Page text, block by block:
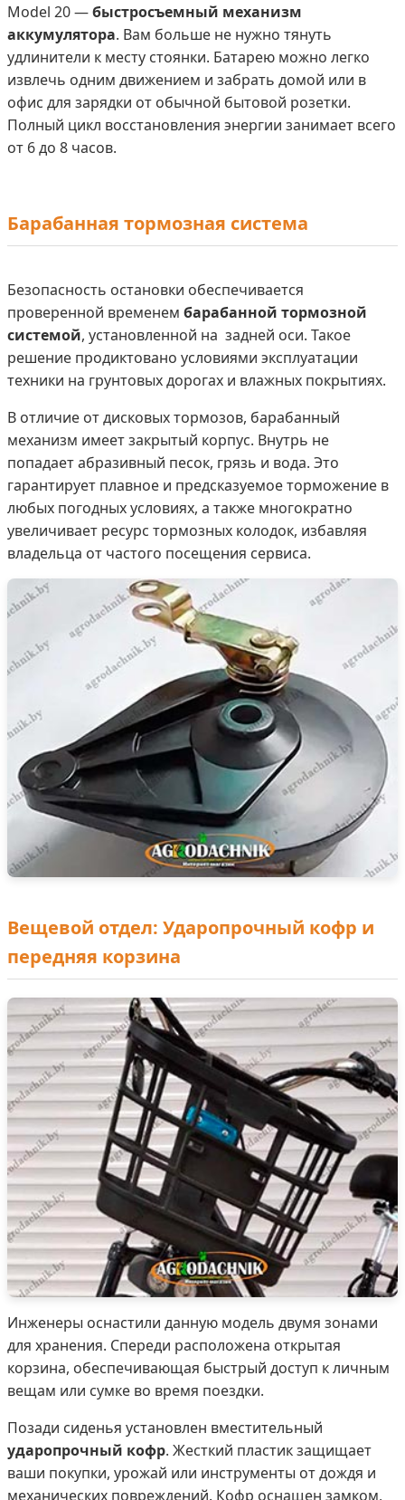
Model 20 —быстросъемный механизм
аккумулятора. Вам больше не нужно тянуть
удлинители к месту стоянки. Батарею можно легко
извлечь одним движением и забрать домой или в
офис для зарядки от обычной бытовой розетки.
Полный цикл восстановления энергии занимает всего
от 6 до 8 часов.
Барабанная тормозная система
Безопасность остановки обеспечивается
проверенной временем барабанной тормозной
системой, установленной на задней оси. Такое
решение продиктовано условиями эксплуатации
техники на грунтовых дорогах и влажных покрытиях.
В отличие от дисковых тормозов, барабанный
механизм имеет закрытый корпус. Внутрь не
попадает абразивный песок, грязь и вода. Это
гарантирует плавное и предсказуемое торможение в
любых погодных условиях, а также многократно
увеличивает ресурс тормозных колодок, избавляя
владельца от частого посещения сервиса.
Вещевой отдел: Ударопрочный кофр и
передняя корзина
Инженеры оснастили данную модель двумя зонами
для хранения. Спереди расположена открытая
корзина, обеспечивающая быстрый доступ к личным
вещам или сумке во время поездки.
Позади сиденья установлен вместительный
ударопрочный кофр. Жесткий пластик защищает
ваши покупки, урожай или инструменты от дождя и
механических повреждений. Кофр оснащен замком,